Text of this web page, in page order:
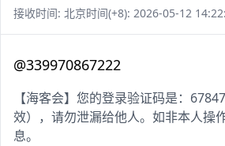
接收时间: 北京时间(+8): 2026-05-12
@339970867222
【海客会】您的登录验证码是：
效），请勿泄漏给他人。如非本人操
息。